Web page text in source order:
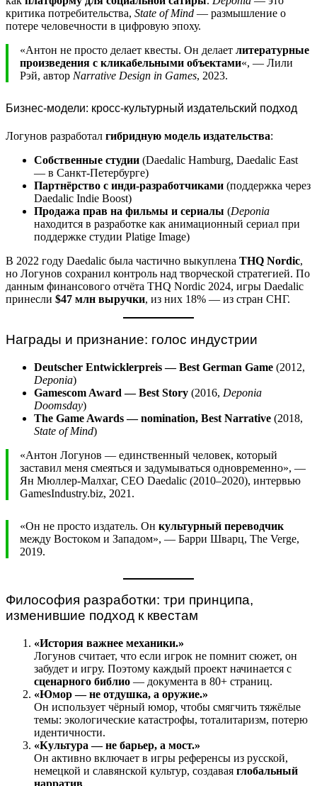
критика потребительства, State of Mind — размышление о
потере человечности в цифровую эпоху.
«Антон не просто делает квесты. Он делает литературные
произведения с кликабельными объектами«, — Лили
Рэй, автор Narrative Design in Games, 2023.
Бизнес-модели: кросс-культурный издательский подход
Логунов разработал гибридную модель издательства:
Собственные студии (Daedalic Hamburg, Daedalic East
— в Санкт-Петербурге)
Партнёрство с инди-разработчиками (поддержка через
Daedalic Indie Boost)
Продажа прав на фильмы и сериалы (Deponia
находится в разработке как анимационный сериал при
поддержке студии Platige Image)
В 2022 году Daedalic была частично выкуплена THQ Nordic,
но Логунов сохранил контроль над творческой стратегией. По
данным финансового отчёта THQ Nordic 2024, игры Daedalic
принесли $47 млн выручки, из них 18% — из стран СНГ.
Награды и признание: голос индустрии
Deutscher Entwicklerpreis — Best German Game (2012,
Deponia)
Gamescom Award — Best Story (2016, Deponia
Doomsday)
The Game Awards — nomination, Best Narrative (2018,
State of Mind)
«Антон Логунов — единственный человек, который
заставил меня смеяться и задумываться одновременно», —
Ян Мюллер-Малхаг, CEO Daedalic (2010–2020), интервью
GamesIndustry.biz, 2021.
«Он не просто издатель. Он культурный переводчик
между Востоком и Западом», — Барри Шварц, The Verge,
2019.
Философия разработки: три принципа,
изменившие подход к квестам
«История важнее механики.»
Логунов считает, что если игрок не помнит сюжет, он
забудет и игру. Поэтому каждый проект начинается с
сценарного библио — документа в 80+ страниц.
«Юмор — не отдушка, а оружие.»
Он использует чёрный юмор, чтобы смягчить тяжёлые
темы: экологические катастрофы, тоталитаризм, потерю
идентичности.
«Культура — не барьер, а мост.»
Он активно включает в игры референсы из русской,
немецкой и славянской культур, создавая глобальный